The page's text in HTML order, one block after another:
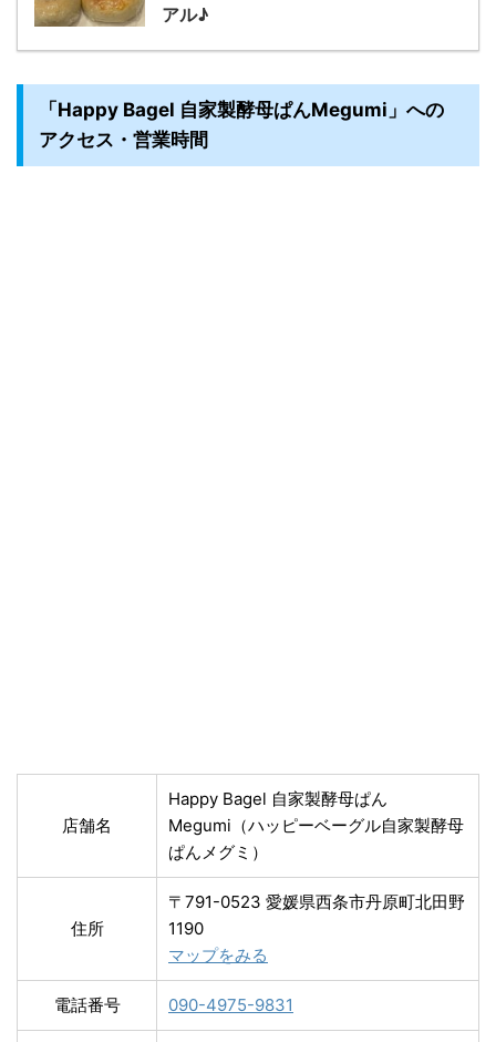
アル♪
「Happy Bagel 自家製酵母ぱんMegumi」への
アクセス・営業時間
店舗名
Happy Bagel 自家製酵母ぱん
Megumi（ハッピーベーグル自家製酵母
ぱんメグミ）
住所
〒791-0523 愛媛県西条市丹原町北田野
1190
マップをみる
電話番号 090-4975-9831